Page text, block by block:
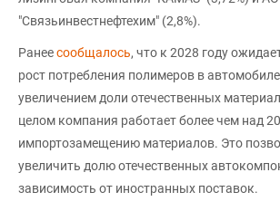
"Связьинвестнефтехим" (2,8%).
Ранеесообщалось, что к 2028 году
рост потребления полимеров в
увеличением доли отечественных
целом компания работает более чем над
импортозамещению материалов. Это
увеличить долю отечественных
зависимость от иностранных поставок.